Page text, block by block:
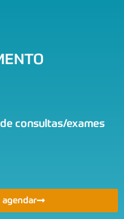
consultas/exames
agendar